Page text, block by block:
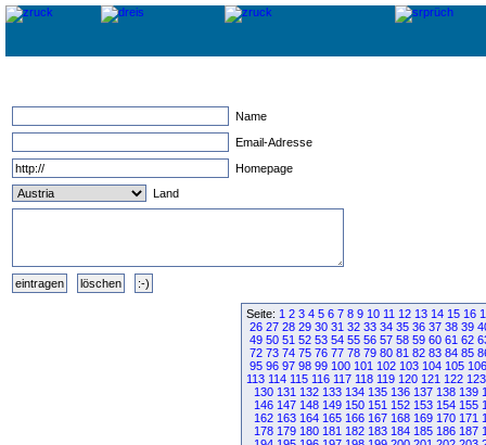
Name
Email-Adresse
Homepage
Land
Seite: 1 2 3 4 5 6 7 8 9 10 11 12 13 14 15 16
26 27 28 29 30 31 32 33 34 35 36 37 38 39
49 50 51 52 53 54 55 56 57 58 59 60 61 62
72 73 74 75 76 77 78 79 80 81 82 83 84 85
95 96 97 98 99 100 101 102 103 104 105 106
113 114 115 116 117 118 119 120 121 122 123
130 131 132 133 134 135 136 137 138 139
146 147 148 149 150 151 152 153 154 155
162 163 164 165 166 167 168 169 170 171
178 179 180 181 182 183 184 185 186 187